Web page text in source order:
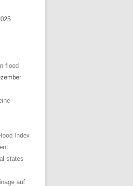
flood
Index
states
auf